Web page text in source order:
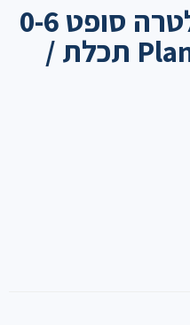
אוונט מוצצים אולטרה סופט 0-6
חודשים Plant-Based תכלת /